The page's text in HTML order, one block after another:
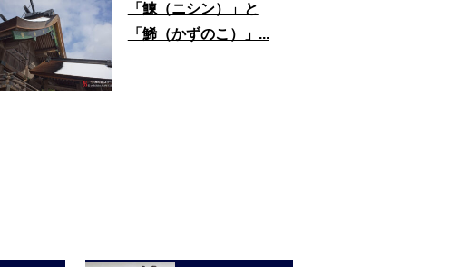
「鰊（ニシン）」と
「鯑（かずのこ）」...